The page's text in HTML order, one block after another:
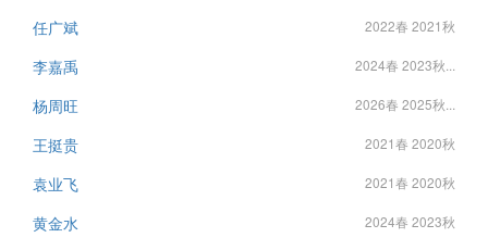
任广斌 2022春 2021秋
李嘉禹 2024春 2023秋...
杨周旺 2026春 2025秋...
王挺贵 2021春 2020秋
袁业飞 2021春 2020秋
黄金水 2024春 2023秋